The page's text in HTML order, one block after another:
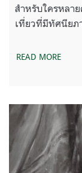
สำหรับใครหลา
เที่ยวที่มีทัศนียภ
READ MORE